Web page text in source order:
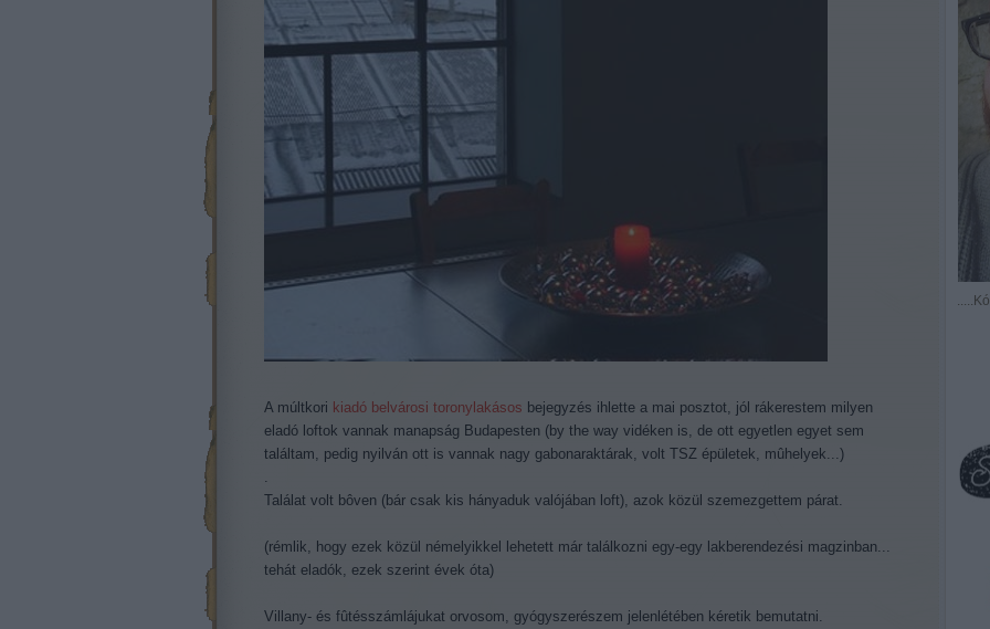
A múltkori kiadó belvárosi toronylakásos bejegyzés ihlette a mai posztot, jól rákerestem milyen
eladó loftok vannak manapság Budapesten (by the way vidéken is, de ott egyetlen egyet sem
találtam, pedig nyilván ott is vannak nagy gabonaraktárak, volt TSZ épületek, mûhelyek...)
.
Találat volt bôven (bár csak kis hányaduk valójában loft), azok közül szemezgettem párat.
(rémlik, hogy ezek közül némelyikkel lehetett már találkozni egy-egy lakberendezési magzinban...
tehát eladók, ezek szerint évek óta)
Villany- és fûtésszámlájukat orvosom, gyógyszerészem jelenlétében kéretik bemutatni.